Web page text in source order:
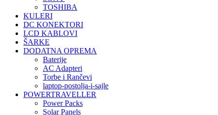
TOSHIBA
KULERI
DC KONEKTORI
LCD KABLOVI
ŠARKE
DODATNA OPREMA
Baterije
AC Adapteri
Torbe i Rančevi
laptop-postolja-i-sajle
POWERTRAVELLER
Power Packs
Solar Panels